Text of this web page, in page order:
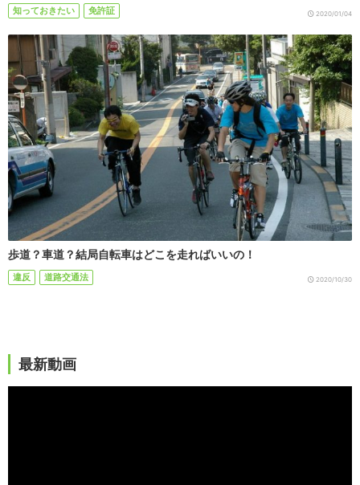
知っておきたい 免許証 2020/01/04
歩道？車道？結局自転車はどこを走ればいいの！
違反 道路交通法 2020/10/30
最新動画